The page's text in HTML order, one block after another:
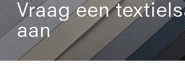
Vraag een
aan